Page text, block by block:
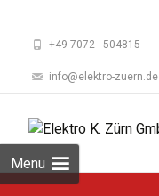
+49 7072 - 504815
info@elektro-zuern.de
Menu